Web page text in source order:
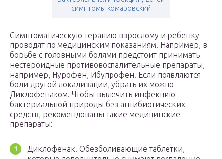
симптомы комаровский
Симптоматическую терапию взрослому и ребенку
проводят по медицинским показаниям. Например, в
борьбе с головными болями предстоит принимать
нестероидные противовоспалительные препараты,
например, Нурофен, Ибупрофен. Если появляются
боли другой локализации, убрать их можно
Диклофенаком. Чтобы вылечить инфекцию
бактериальной природы без антибиотических
средств, рекомендованы такие медицинские
препараты:
Диклофенак. Обезболивающие таблетки,